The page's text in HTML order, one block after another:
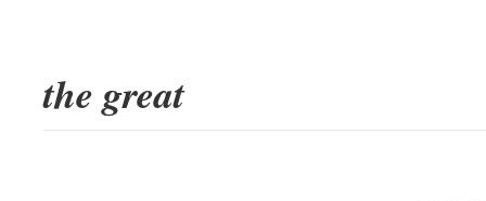
the great